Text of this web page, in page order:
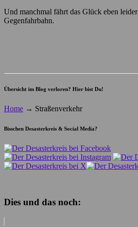
Und manchmal fährt das Glück eben
Gegenfahrbahn.
Übersicht im Blog verloren? Hier bist Du!
Home → Straßenverkehr
Bisschen Desasterkreis & Social Media?
Dies und das noch: